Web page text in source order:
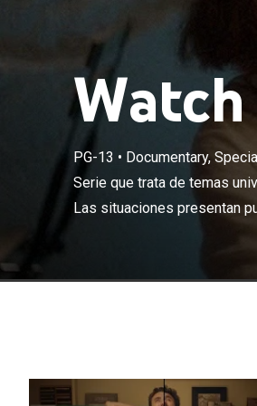
PG-13 • Documentary,
Serie que trata de temas
Las situaciones presentan